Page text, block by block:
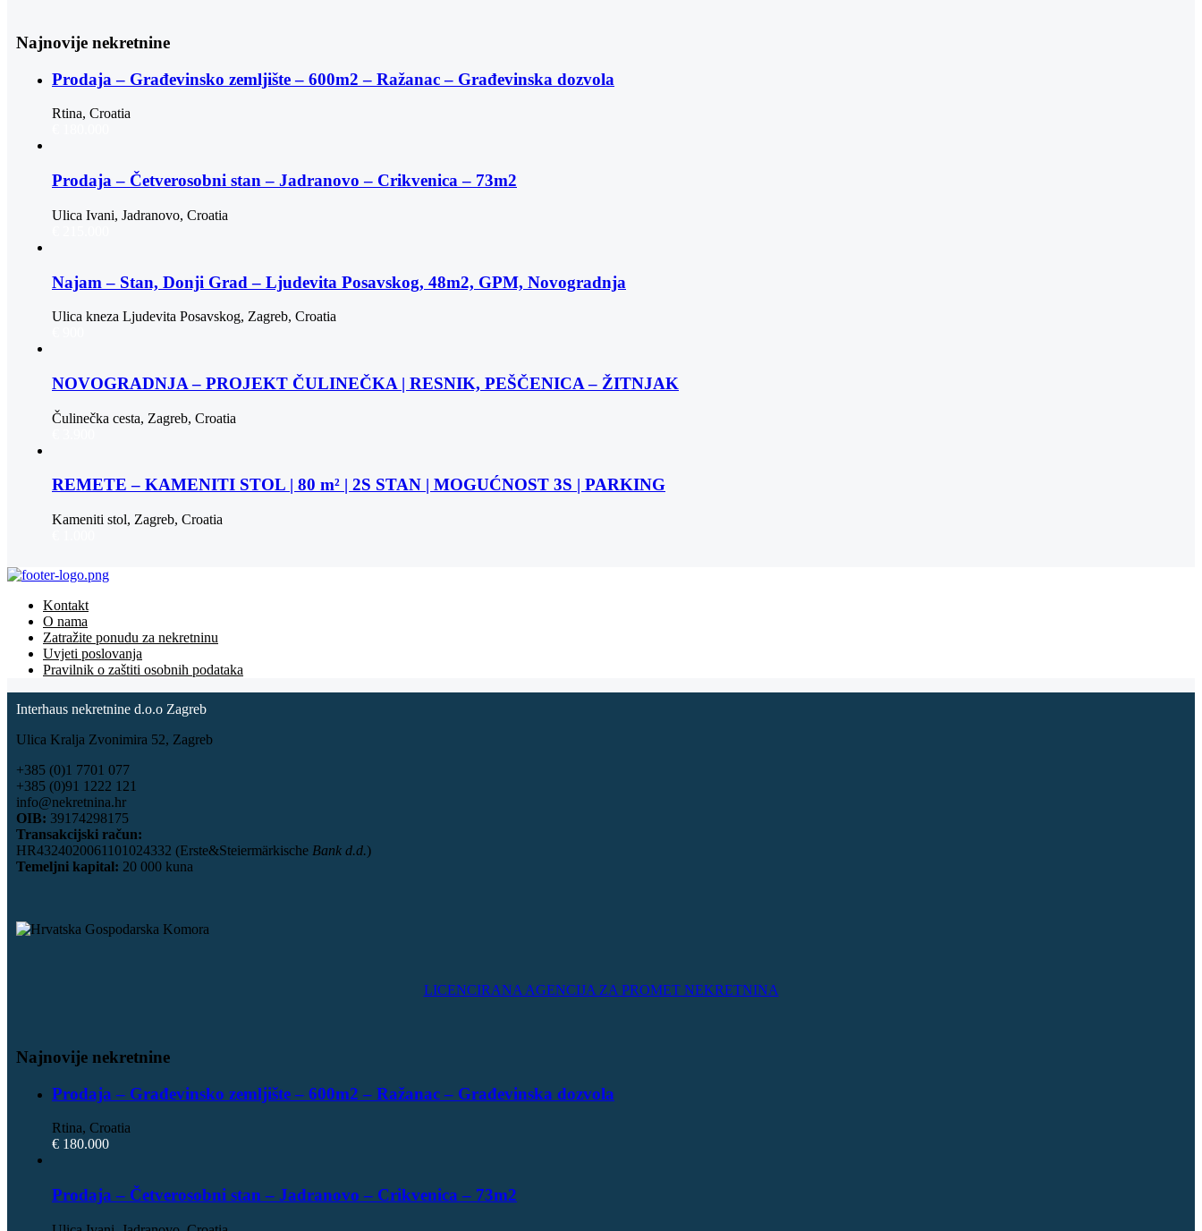
Najnovije nekretnine
Prodaja – Građevinsko zemljište – 600m2 – Ražanac – Građevinska dozvola
Rtina, Croatia
Prodaja – Četverosobni stan – Jadranovo – Crikvenica – 73m2
Ulica Ivani, Jadranovo, Croatia
Najam – Stan, Donji Grad – Ljudevita Posavskog, 48m2, GPM, Novogradnja
Ulica kneza Ljudevita Posavskog, Zagreb, Croatia
NOVOGRADNJA – PROJEKT ČULINEČKA | RESNIK, PEŠČENICA – ŽITNJAK
Čulinečka cesta, Zagreb, Croatia
REMETE – KAMENITI STOL | 80 m² | 2S STAN | MOGUĆNOST 3S | PARKING
Kameniti stol, Zagreb, Croatia
Kontakt
O nama
Zatražite ponudu za nekretninu
Uvjeti poslovanja
Pravilnik o zaštiti osobnih podataka
Interhaus nekretnine d.o.o Zagreb
Ulica Kralja Zvonimira 52, Zagreb
+385 (0)1 7701 077
+385 (0)91 1222 121
info@nekretnina.hr
OIB: 39174298175
Transakcijski račun:
HR4324020061101024332 (Erste&Steiermärkische Bank d.d.)
Temeljni kapital: 20 000 kuna
LICENCIRANA AGENCIJA ZA PROMET NEKRETNINA
Najnovije nekretnine
Prodaja – Građevinsko zemljište – 600m2 – Ražanac – Građevinska dozvola
Rtina, Croatia
€ 180.000
Prodaja – Četverosobni stan – Jadranovo – Crikvenica – 73m2